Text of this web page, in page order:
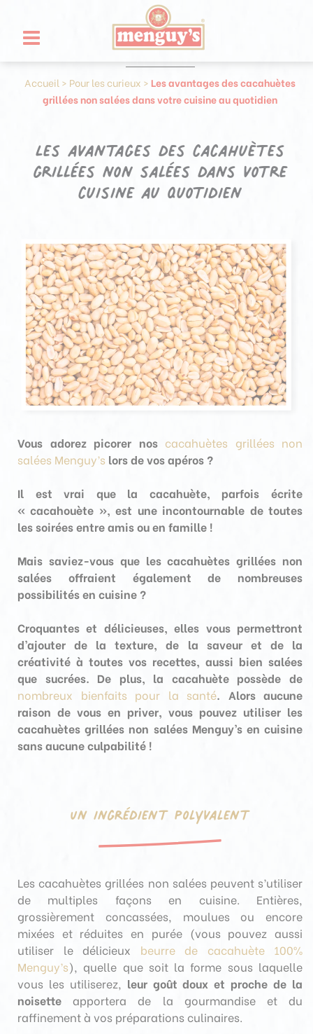
contenu
Produit
Accueil > Pour les curieux >Les avantages des cacahuètes
grillées non salées dans votre cuisine au quotidien
Les avantages des cacahuètes
grillées non salées dans votre
cuisine au quotidien
Vous adorez picorer nos cacahuètes grillées non
salées Menguy’s lors de vos apéros ?
Il est vrai que la cacahuète, parfois écrite
« cacahouète », est une incontournable de toutes
les soirées entre amis ou en famille !
Mais saviez-vous que les cacahuètes grillées non
salées offraient égalementde nombreuses
possibilités en cuisine ?
Croquantes et délicieuses, elles vous permettront
d’ajouter de la texture, de la saveur et de la
créativité à toutes vos recettes, aussi bien salées
que sucrées. De plus, la cacahuète possède de
nombreux bienfaits pour la santé. Alors aucune
raison de vous en priver, vous pouvez utiliser les
cacahuètes grillées non salées Menguy’s en cuisine
sans aucune culpabilité !
Un ingrédient polyvalent
Les cacahuètes grillées non salées peuvent s’utiliser
de multiples façons en cuisine. Entières,
grossièrement concassées, moulues ou encore
mixées et réduites en purée (vous pouvez aussi
utiliser le délicieux beurre de cacahuète 100%
Menguy’s), quelle que soit la forme sous laquelle
vous les utiliserez, leur goût doux et proche de la
noisette apportera de la gourmandise et du
raffinement à vos préparations culinaires.
Panneau de gestion des cookies